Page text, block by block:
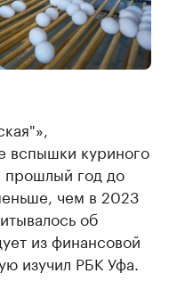
вспышки куриного
прошлый год до
чем в 2023
об
из финансовой
изучил РБК Уфа.